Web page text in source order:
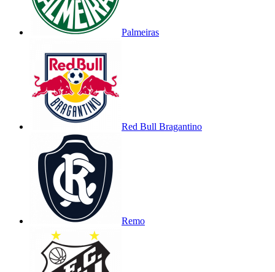
Palmeiras
Red Bull Bragantino
Remo